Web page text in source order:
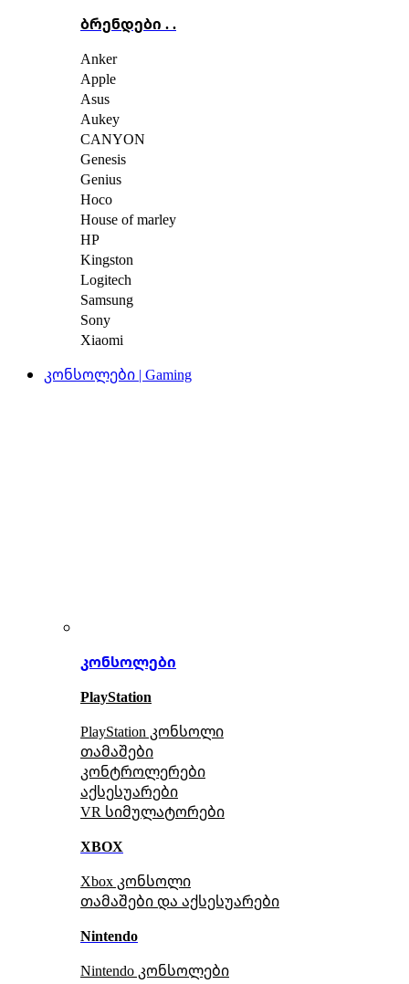
ბრენდები . .
Anker
Apple
Asus
Aukey
CANYON
Genesis
Genius
Hoco
House of marley
HP
Kingston
Logitech
Samsung
Sony
Xiaomi
კონსოლები | Gaming
კონსოლები
PlayStation
PlayStation კონსოლი
თამაშები
კონტროლერები
აქსესუარები
VR სიმულატორები
XBOX
Xbox კონსოლი
თამაშები და აქსესუარები
Nintendo
Nintendo კონსოლები